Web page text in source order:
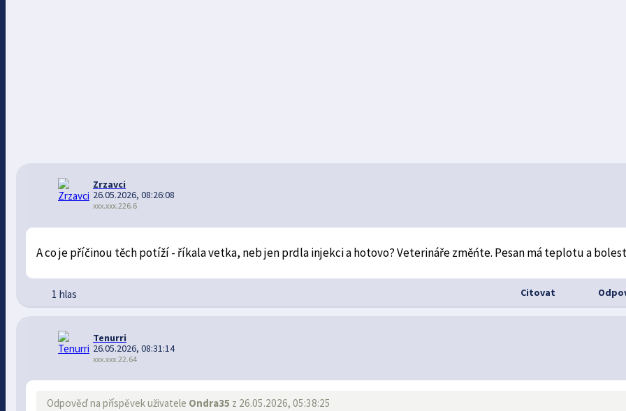
Zrzavci
26.05.2026, 08:26:08
xxx.xxx.226.6
A co je příčinou těch potíží - říkala vetka, neb jen prdla injekci a hotovo? Veterináře změńte. Pesan má teplotu a
1 hlas Citovat
Tenurri
26.05.2026, 08:31:14
xxx.xxx.22.64
Odpověď na příspěvek uživatele Ondra35 z 26.05.2026, 05:38:25